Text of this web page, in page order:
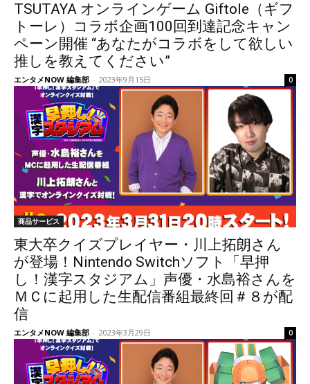
TSUTAYA オンラインゲーム Giftole（ギフ
トーレ）コラボ企画100回到達記念キャン
ペーン開催 “あなたがコラボをして欲しい
推しを教えてください”
エンタメNOW 編集部 - 2023年9月15日 0
商品サービス
東大卒クイズプレイヤー・川上拓朗さん
が登場！Nintendo Switchソフト「早押
し！漢字スタジアム」声優・水島裕さんを
ＭＣに起用した生配信番組最終回＃８が配
信
エンタメNOW 編集部 - 2023年3月29日 0